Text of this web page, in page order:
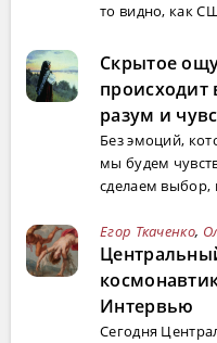
то видно, как
Скрытое
происходит
разум и
Без эмоций,
мы будем
сделаем выбор,
Егор Ткаченко,
Интервью
Сегодня